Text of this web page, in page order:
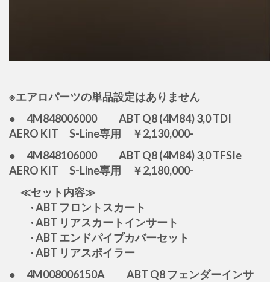
※エアロパーツの単品設定はありません
● 4M848006000 ABT Q8 (4M84) 3,0 TDI
AERO KIT S-Line専用 ￥2,130,000-
● 4M848106000 ABT Q8 (4M84) 3,0 TFSIe
AERO KIT S-Line専用 ￥2,180,000-
≪セット内容≫
· ABT フロントスカート
· ABT リアスカートインサート
· ABT エンドパイプカバーセット
· ABT リアスポイラー
● 4M008006150A ABT Q8 フェンダーインサ